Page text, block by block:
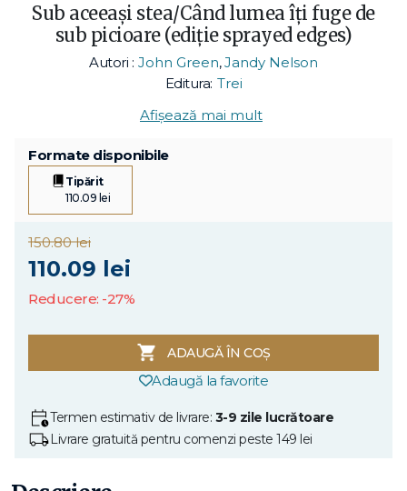
Sub aceeași stea/Când lumea îți fuge de
sub picioare (ediție sprayed edges)
Autori : John Green,Jandy Nelson
Editura: Trei
Afișează mai mult
Formate disponibile
Tipărit
110.09 lei
150.80 lei
110.09 lei
Reducere: -27%
ADAUGĂ ÎN COȘ
Adaugă la favorite
Termen estimativ de livrare: 3-9 zile lucrătoare
Livrare gratuită pentru comenzi peste 149 lei